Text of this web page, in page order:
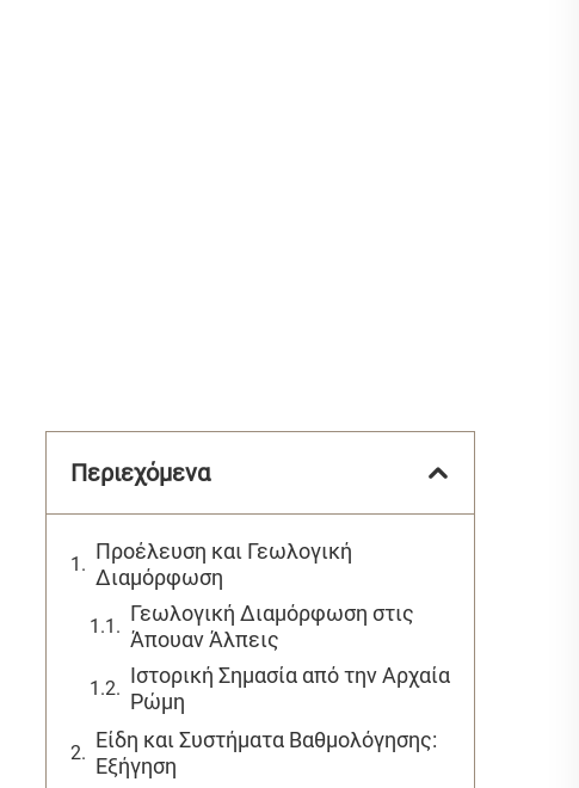
Περιεχόμενα
Προέλευση και Γεωλογική
Διαμόρφωση
Γεωλογική Διαμόρφωση στις
Άπουαν Άλπεις
Ιστορική Σημασία από την Αρχαία
Ρώμη
Είδη και Συστήματα Βαθμολόγησης:
Εξήγηση